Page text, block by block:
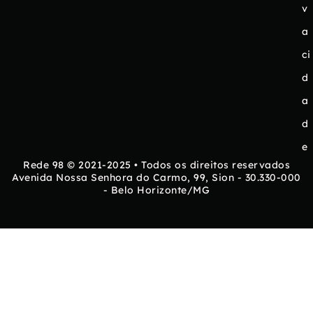
v
a
ci
d
a
d
e
Rede 98 © 2021-2025 • Todos os direitos reservados
Avenida Nossa Senhora do Carmo, 99, Sion - 30.330-000
- Belo Horizonte/MG